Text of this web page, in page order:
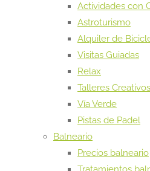
Actividades con
Astroturismo
Alquiler de
Visitas Guiadas
Relax
Talleres Creativos
Vía Verde
Pistas de Padel
Balneario
Precios balneario